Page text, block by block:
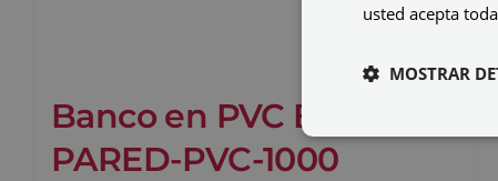
Banco en PVC BANC-
PARED-PVC-1000
usted acepta
MOSTRAR